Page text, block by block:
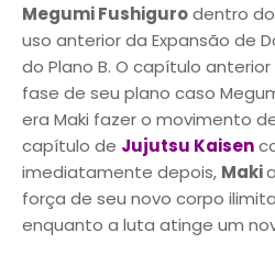
Megumi Fushigurodentro
uso anterior da Expansão de
do Plano B. O capítulo
fase de seu plano caso
era Maki fazer o movimento
capítulo de Jujutsu Kaisen
imediatamente depois, Maki
força de seu novo corpo
enquanto a luta atinge um